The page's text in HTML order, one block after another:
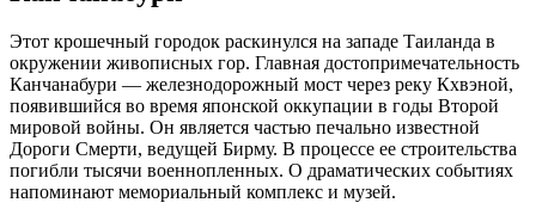
Этот крошечный городок раскинулся на западе Таиланда в
окружении живописных гор. Главная достопримечательность
Канчанабури — железнодорожный мост через реку Кхвэной,
появившийся во время японской оккупации в годы Второй
мировой войны. Он является частью печально известной
Дороги Смерти, ведущей Бирму. В процессе ее строительства
погибли тысячи военнопленных. О драматических событиях
напоминают мемориальный комплекс и музей.